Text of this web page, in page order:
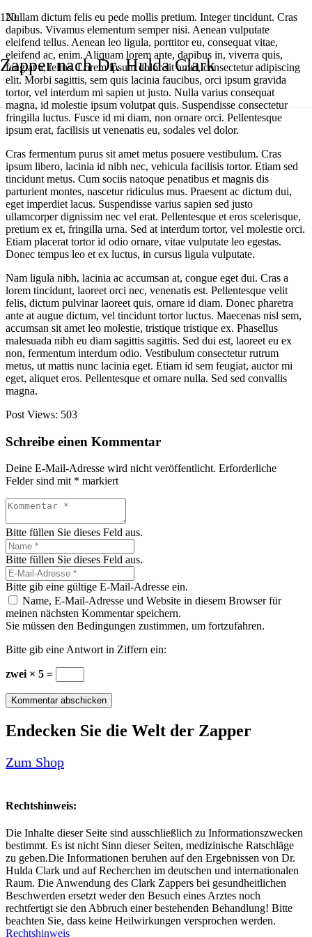
Zapper nach Dr. Hulda Clark
Nullam dictum felis eu pede mollis pretium. Integer tincidunt. Cras
dapibus. Vivamus elementum semper nisi. Aenean vulputate
eleifend tellus. Aenean leo ligula, porttitor eu, consequat vitae,
eleifend ac, enim. Aliquam lorem ante, dapibus in, viverra quis,
feugiat a, tellus. Lorem ipsum dolor sit amet, consectetur adipiscing
elit. Morbi sagittis, sem quis lacinia faucibus, orci ipsum gravida
tortor, vel interdum mi sapien ut justo. Nulla varius consequat
magna, id molestie ipsum volutpat quis. Suspendisse consectetur
fringilla luctus. Fusce id mi diam, non ornare orci. Pellentesque
ipsum erat, facilisis ut venenatis eu, sodales vel dolor.
Cras fermentum purus sit amet metus posuere vestibulum. Cras
ipsum libero, lacinia id nibh nec, vehicula facilisis tortor. Etiam sed
tincidunt metus. Cum sociis natoque penatibus et magnis dis
parturient montes, nascetur ridiculus mus. Praesent ac dictum dui,
eget imperdiet lacus. Suspendisse varius sapien sed justo
ullamcorper dignissim nec vel erat. Pellentesque et eros scelerisque,
pretium ex et, fringilla urna. Sed at interdum tortor, vel molestie orci.
Etiam placerat tortor id odio ornare, vitae vulputate leo egestas.
Donec tempus leo et ex luctus, in cursus ligula vulputate.
Nam ligula nibh, lacinia ac accumsan at, congue eget dui. Cras a
lorem tincidunt, laoreet orci nec, venenatis est. Pellentesque velit
felis, dictum pulvinar laoreet quis, ornare id diam. Donec pharetra
ante at augue dictum, vel tincidunt tortor luctus. Maecenas nisl sem,
accumsan sit amet leo molestie, tristique tristique ex. Phasellus
malesuada nibh eu diam sagittis sagittis. Sed dui est, laoreet eu ex
non, fermentum interdum odio. Vestibulum consectetur rutrum
metus, ut mattis nunc lacinia eget. Etiam id sem feugiat, auctor mi
eget, aliquet eros. Pellentesque et ornare nulla. Sed sed convallis
magna.
Post Views: 503
Schreibe einen Kommentar
Deine E-Mail-Adresse wird nicht veröffentlicht. Erforderliche
Felder sind mit * markiert
Bitte füllen Sie dieses Feld aus.
Bitte füllen Sie dieses Feld aus.
Bitte gib eine gültige E-Mail-Adresse ein.
Name, E-Mail-Adresse und Website in diesem Browser für
meinen nächsten Kommentar speichern.
Sie müssen den Bedingungen zustimmen, um fortzufahren.
Bitte gib eine Antwort in Ziffern ein:
zwei × 5 =
Kommentar abschicken
Endecken Sie die Welt der Zapper
Zum Shop
Rechtshinweis:
Die Inhalte dieser Seite sind ausschließlich zu Informationszwecken
bestimmt. Es ist nicht Sinn dieser Seiten, medizinische Ratschläge
zu geben.Die Informationen beruhen auf den Ergebnissen von Dr.
Hulda Clark und auf Recherchen im deutschen und internationalen
Raum. Die Anwendung des Clark Zappers bei gesundheitlichen
Beschwerden ersetzt weder den Besuch eines Arztes noch
rechtfertigt sie den Abbruch einer bestehenden Behandlung! Bitte
beachten Sie, dass keine Heilwirkungen versprochen werden.
Rechtshinweis